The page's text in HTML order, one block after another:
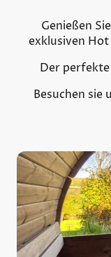
Genießen
exklusiven
Der
Besuchen sie